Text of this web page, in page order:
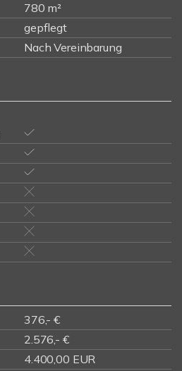
780 m²
gepflegt
Nach Vereinbarung
376,- €
2.576,- €
4.400,00 EUR